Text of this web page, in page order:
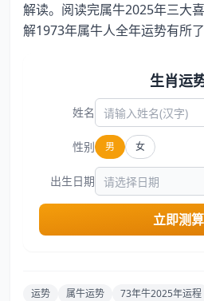
解读。阅读完属牛2025年三大
解1973年属牛人全年运势有所了
生肖运
姓名
性别 男 女
出生日期
立即测算
运势 属牛运势 73年牛2025年运程